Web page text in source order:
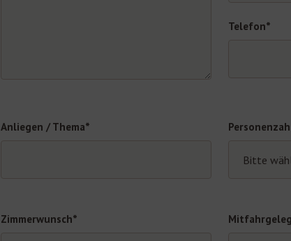
Telefon*
Anliegen / Thema*
Zimmerwunsch*